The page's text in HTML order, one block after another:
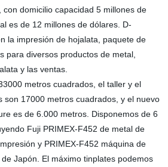
domicilio capacidad 5 millones de
es de 12 millones de dólares. D-
la impresión de hojalata, paquete de
para diversos productos de metal,
y las ventas.
metros cuadrados, el taller y el
son 17000 metros cuadrados, y el nuevo
es de 6.000 metros. Disponemos de 6
Fuji PRIMEX-F452 de metal de
y PRIMEX-F452 máquina de
Japón. El máximo tinplates podemos